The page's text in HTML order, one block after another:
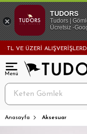
ÜZERİ ALIŞVERİŞLERDE
Anasayfa Aksesuar
TUDORS
Tudors |
Ücretsiz -